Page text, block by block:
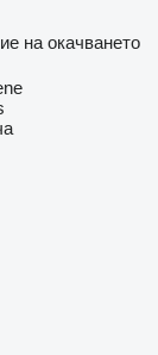
на окачването